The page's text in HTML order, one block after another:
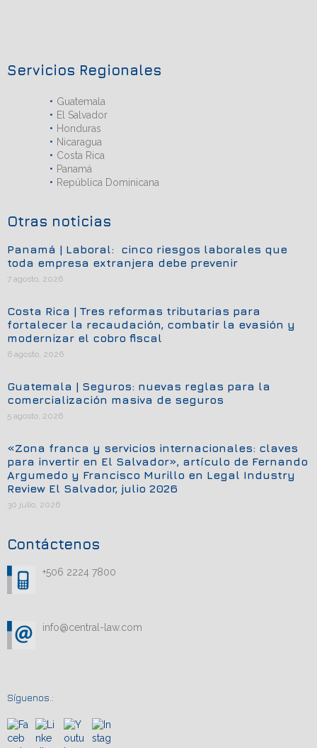
Servicios Regionales
Guatemala
El Salvador
Honduras
Nicaragua
Costa Rica
Panamá
República Dominicana
Otras noticias
Panamá | Laboral: cinco riesgos laborales que
toda empresa extranjera debe prevenir
7 agosto, 2026
Costa Rica | Tres reformas tributarias para
fortalecer la recaudación, combatir la evasión y
modernizar el cobro fiscal
6 agosto, 2026
Guatemala | Seguros: nuevas reglas para la
comercialización masiva de seguros
5 agosto, 2026
«Zona franca y servicios internacionales: claves
para invertir en El Salvador», artículo de Fernando
Argumedo y Francisco Murillo en Legal Industry
Review El Salvador, julio 2026
30 julio, 2026
Contáctenos
+506 2224 7800
info@central-law.com
Síguenos.: